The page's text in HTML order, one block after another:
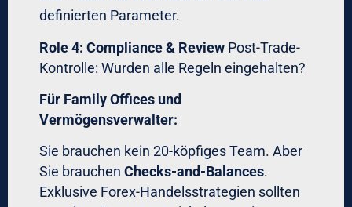
Institutionelles Target:
Tage
Mit systematischem Approach:15-25
Tage
Quartals-Reviews
implementieren
Was Top-Institutionen machen: